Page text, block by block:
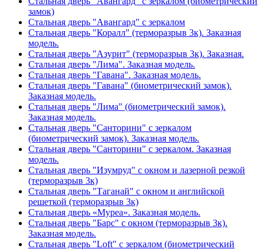
замок)
Стальная дверь "Авангард" с зеркалом
Стальная дверь "Коралл" (терморазрыв 3к). Заказная
модель.
Стальная дверь "Азурит" (терморазрыв 3к). Заказная.
Стальная дверь "Лима". Заказная модель.
Стальная дверь "Гавана". Заказная модель.
Стальная дверь "Гавана" (биометрический замок).
Заказная модель.
Стальная дверь "Лима" (биометрический замок).
Заказная модель.
Стальная дверь "Санторини" с зеркалом
(биометрический замок). Заказная модель.
Стальная дверь "Санторини" с зеркалом. Заказная
модель.
Стальная дверь "Изумруд" с окном и лазерной резкой
(терморазрыв 3к)
Стальная дверь "Таганай" с окном и английской
решеткой (терморазрыв 3к)
Стальная дверь «Муреа». Заказная модель.
Стальная дверь "Барс" с окном (терморазрыв 3к).
Заказная модель.
Стальная дверь "Loft" с зеркалом (биометрический